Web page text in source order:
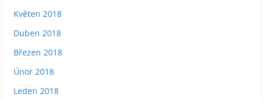
Květen 2018
Duben 2018
Březen 2018
Únor 2018
Leden 2018